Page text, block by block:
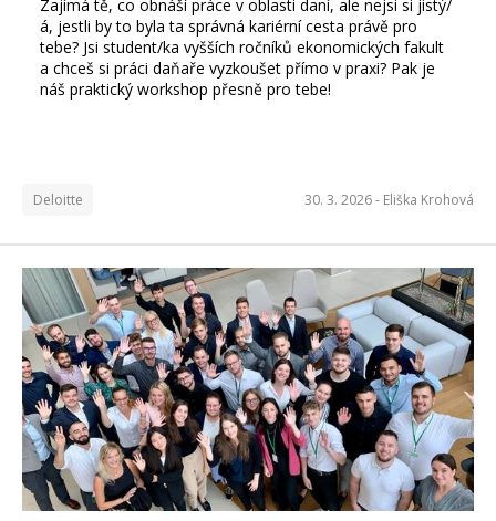
Zajímá tě, co obnáší práce v oblasti daní, ale nejsi si jistý/
á, jestli by to byla ta správná kariérní cesta právě pro
tebe? Jsi student/ka vyšších ročníků ekonomických fakult
a chceš si práci daňaře vyzkoušet přímo v praxi? Pak je
náš praktický workshop přesně pro tebe!
Deloitte 30. 3. 2026 - Eliška Krohová